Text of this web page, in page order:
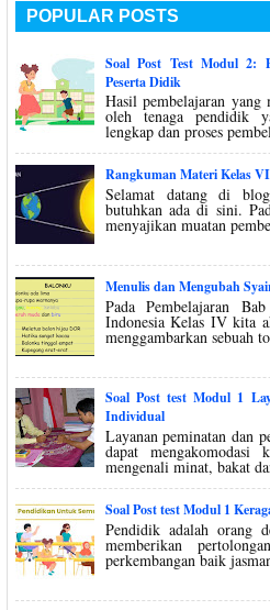
POPULAR POSTS
Soal Post Test Modul 2:
Peserta Didik
Hasil pembelajaran
oleh tenaga pendidik
lengkap dan proses
Rangkuman Materi Kelas
Selamat datang di
butuhkan ada di sini.
menyajikan muatan
Menulis dan Mengubah
Pada Pembelajaran
Indonesia Kelas IV kita
menggambarkan sebuah
Soal Post test Modul 1
Individual
Layanan peminatan dan
dapat mengakomodasi
mengenali minat, bakat
Soal Post test Modul 1
Pendidik adalah orang
memberikan
perkembangan baik